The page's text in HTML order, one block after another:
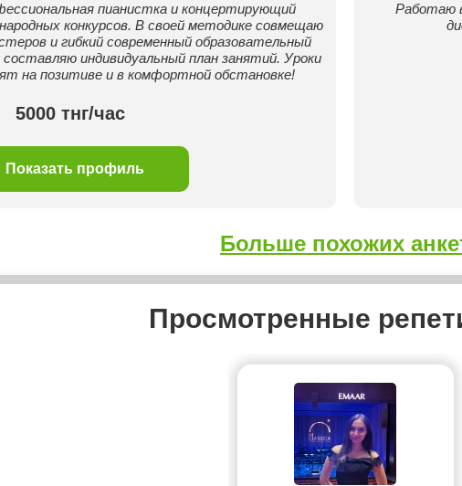
пианистка и концертирующий
конкурсов. В своей методике совмещаю
и гибкий современный образовательный
составляю индивидуальный план занятий. Уроки
на позитиве и в комфортной обстановке!
5000 тнг/час
Показать профиль
Работаю
Больше похожих
Просмотренные